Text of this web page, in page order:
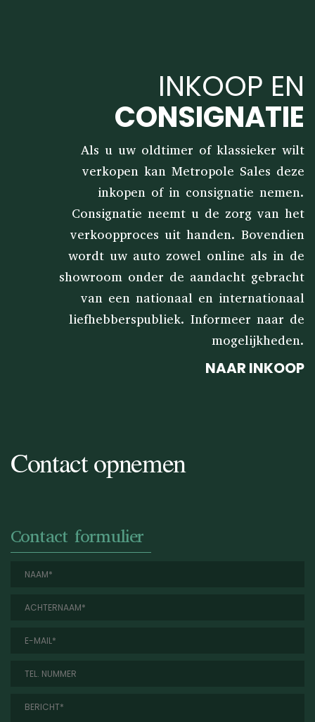
INKOOP EN
CONSIGNATIE
Als u uw oldtimer of klassieker wilt
verkopen kan Metropole Sales deze
inkopen of in consignatie nemen.
Consignatie neemt u de zorg van het
verkoopproces uit handen. Bovendien
wordt uw auto zowel online als in de
showroom onder de aandacht gebracht
van een nationaal en internationaal
liefhebberspubliek. Informeer naar de
mogelijkheden.
NAAR INKOOP
Contact opnemen
Contact formulier